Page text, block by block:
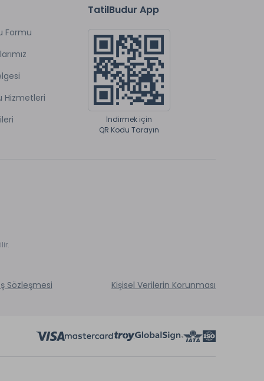
Formu
Hizmetleri
TatilBudur App
İndirmek için
QR Kodu Tarayın
Sözleşmesi Kişisel Verilerin Korunması